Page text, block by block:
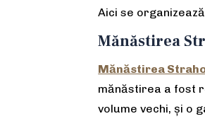
Aici se
Mănăstirea
Mănăstirea
mănăstirea a fost
volume vechi, și o